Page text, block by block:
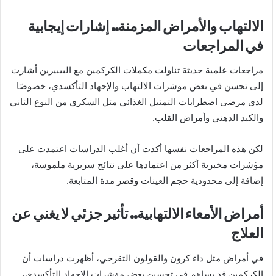
الالتهاب والأمراض المزمنة.. إشارات إيجابية
في المراجعات
مراجعات علمية حديثة تناولت مكملات الكركمين مع البيبيرين أشارت
إلى تحسن في بعض مؤشرات الالتهاب والإجهاد التأكسدي، خصوصًا
لدى مرضى اضطرابات التمثيل الغذائي مثل السكري من النوع الثاني
والكبد الدهني وأمراض القلب.
لكن هذه المراجعات نفسها أكدت أن أغلب الدراسات اعتمدت على
مؤشرات مخبرية أكثر من اعتمادها على نتائج سريرية ملموسة،
إضافة إلى محدودية حجم العينات وقصر مدة المتابعة.
أمراض الأمعاء الالتهابية.. تأثير جزئي لا يغني عن
العلاج
في أمراض مثل داء كرون والقولون التقرحي، أظهرت دراسات أن